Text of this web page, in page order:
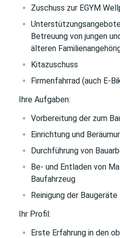
Zuschuss zur EGYM
Betreuung von jungen
älteren
Kitazuschuss
Firmenfahrrad (auch E-
Ihre Aufgaben:
Vorbereitung der zum
Einrichtung und
Durchführung von
Be- und Entladen von
Baufahrzeug
Reinigung der Baugeräte
Ihr Profil:
Erste Erfahrung in den